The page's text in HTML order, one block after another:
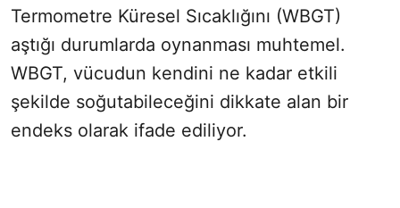
Termometre Küresel Sıcaklığını (WBGT)
aştığı durumlarda oynanması muhtemel.
WBGT, vücudun kendini ne kadar etkili
şekilde soğutabileceğini dikkate alan bir
endeks olarak ifade ediliyor.